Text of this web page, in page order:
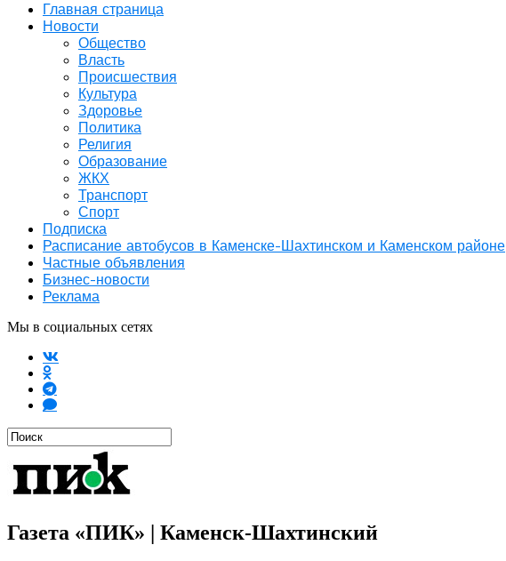
Главная страница
Новости
Общество
Власть
Происшествия
Культура
Здоровье
Политика
Религия
Образование
ЖКХ
Транспорт
Спорт
Подписка
Расписание автобусов в Каменске-Шахтинском и Каменском районе
Частные объявления
Бизнес-новости
Реклама
Мы в социальных сетях
Газета «ПИК» | Каменск-Шахтинский